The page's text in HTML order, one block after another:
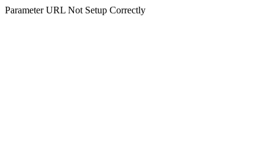
Parameter URL Not Setup Correctly